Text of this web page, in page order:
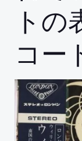
トの
コー